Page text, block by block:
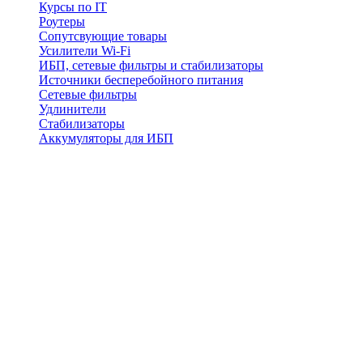
Курсы по IT
Роутеры
Сопутсвующие товары
Усилители Wi-Fi
ИБП, сетевые фильтры и стабилизаторы
Источники бесперебойного питания
Сетевые фильтры
Удлинители
Стабилизаторы
Аккумуляторы для ИБП